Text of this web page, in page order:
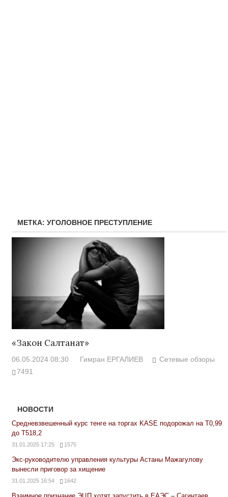
МЕТКА: УГОЛОВНОЕ ПРЕСТУПЛЕНИЕ
«Закон Салтанат»
06.05.2024 08:30 Гимран ЕРГАЛИЕВ
Сетевые обзоры
7491
НОВОСТИ
Средневзвешенный курс тенге на торгах KASE подорожал на Т0,99
до Т518,2
31.01.2025 17:25 1575
Экс-руководителю управления культуры Астаны Мажагулову
вынесли приговор за хищение
31.01.2025 16:54 1642